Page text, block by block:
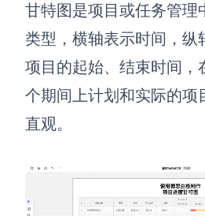
下载
解决方案
甘特图是项目或任务管理
类型，横轴表示时间，纵
项目的起始、结束时间，
个期间上计划和实际的项
直观。